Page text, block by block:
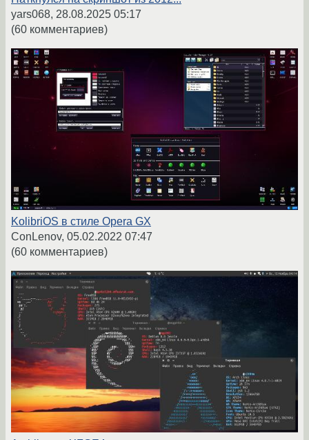
yars068, 28.08.2025 05:17
(60 комментариев)
KolibriOS в стиле Opera GX
ConLenov, 05.02.2022 07:47
(60 комментариев)